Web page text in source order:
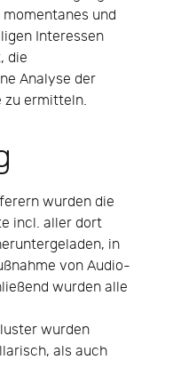
und
Interessen
die
Analyse der
ermitteln.
wurden die
incl. aller dort
in
von Audio-
wurden alle
wurden
als auch